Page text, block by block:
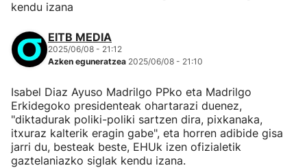
kendu izana
EITB MEDIA
2025/06/08 - 21:12
Azken eguneratzea 2025/06/08 - 21:10
Isabel Diaz Ayuso Madrilgo PPko eta Madrilgo
Erkidegoko presidenteak ohartarazi duenez,
"diktadurak poliki-poliki sartzen dira, pixkanaka,
itxuraz kalterik eragin gabe", eta horren adibide gisa
jarri du, besteak beste, EHUk izen ofizialetik
gaztelaniazko siglak kendu izana.